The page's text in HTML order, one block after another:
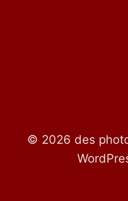
© 2026 des